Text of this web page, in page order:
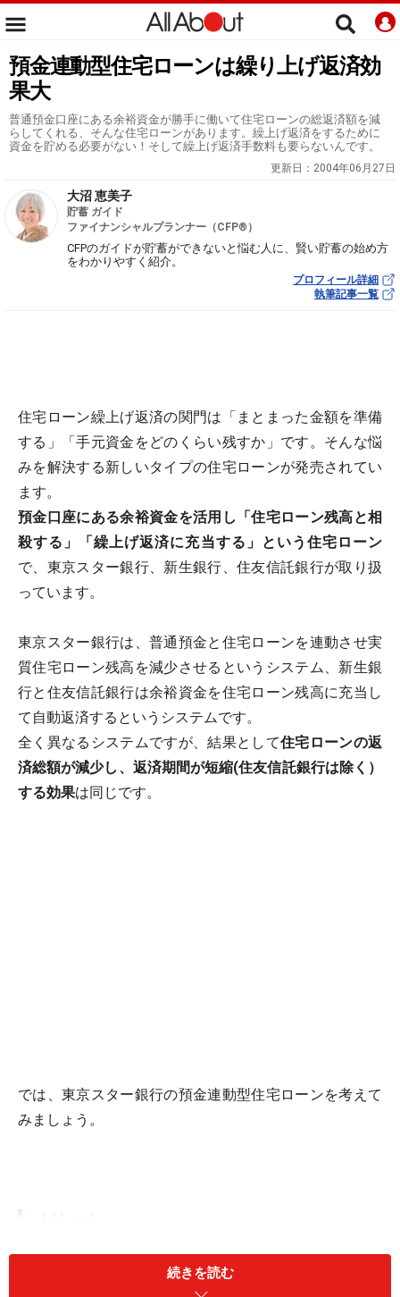
預金連動型住宅ローンは繰り上げ返済効
果大
普通預金口座にある余裕資金が勝手に働いて住宅ローンの総返済額を減
らしてくれる、そんな住宅ローンがあります。繰上げ返済をするために
資金を貯める必要がない！そして繰上げ返済手数料も要らないんです。
更新日： 2004年06月27日
大沼 恵美子
貯蓄 ガイド
ファイナンシャルプランナー（CFP®）
CFPのガイドが貯蓄ができないと悩む人に、賢い貯蓄の始め方
をわかりやすく紹介。
プロフィール詳細
執筆記事一覧
住宅ローン繰上げ返済の関門は「まとまった金額を準備
する」「手元資金をどのくらい残すか」です。そんな悩
みを解決する新しいタイプの住宅ローンが発売されてい
ます。
預金口座にある余裕資金を活用し「住宅ローン残高と相
殺する」「繰上げ返済に充当する」という住宅ローン
で、東京スター銀行、新生銀行、住友信託銀行が取り扱
っています。
東京スター銀行は、普通預金と住宅ローンを連動させ実
質住宅ローン残高を減少させるというシステム、新生銀
行と住友信託銀行は余裕資金を住宅ローン残高に充当し
て自動返済するというシステムです。
全く異なるシステムですが、結果として住宅ローンの返
済総額が減少し、返済期間が短縮(住友信託銀行は除く）
する効果は同じです。
では、東京スター銀行の預金連動型住宅ローンを考えて
みましょう。
(1) 金利は日割り計算：
金利は、｢ローン残高?スターワン(外貨）普通預金口座残
続きを読む